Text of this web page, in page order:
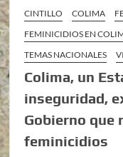
CINTILLO COLIMA
FEMINICIDIOS EN
TEMAS NACIONALES
Colima, un
inseguridad,
Gobierno que
feminicidios